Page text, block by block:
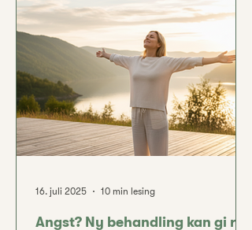
trodde var mulig. Lang ventetid med
tradisjonelle metoder De vanligste
behandlingene for depresjon i dag er
samtaleterapi og antidepressiva i pilleform.
Begge deler krever som regel l
Angst? Ny behandling kan gi ro
16. juli 2025 10 min lesing